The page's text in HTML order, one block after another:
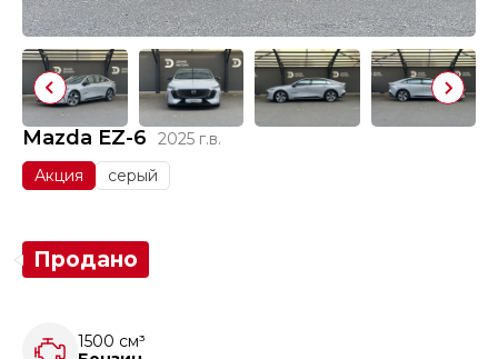
Mazda EZ-6
2025 г.в.
Акция
серый
Продано
1500 см³